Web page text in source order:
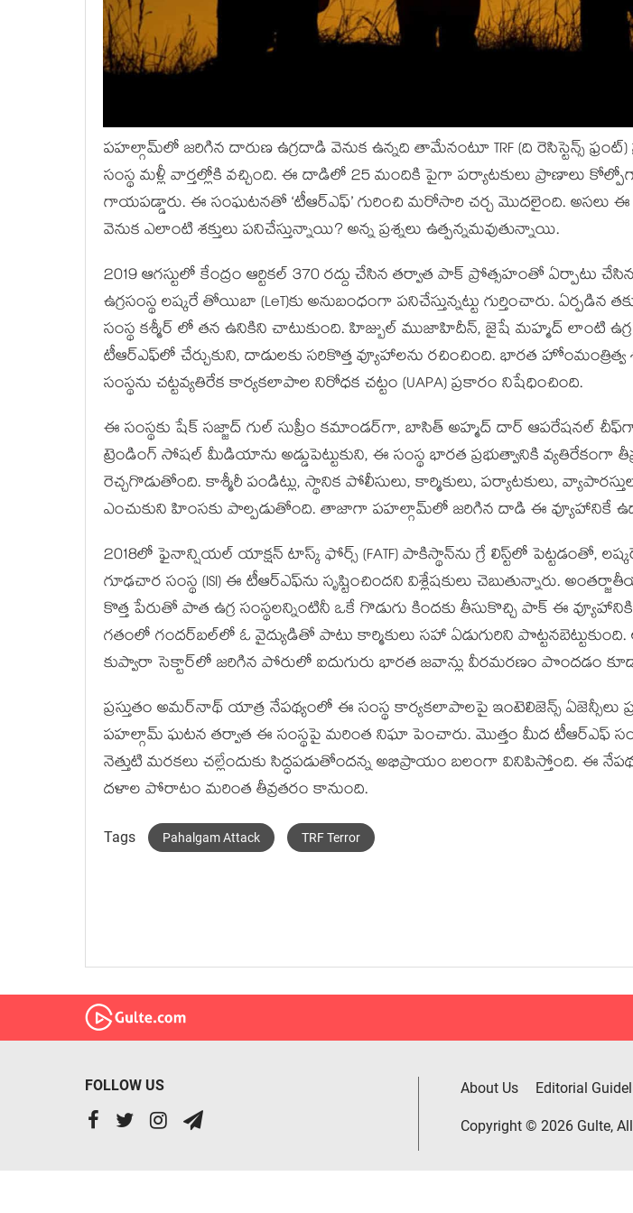
పహల్గామ్‌లో జరిగిన దారుణ ఉగ్రదాడి వెనుక ఉన్నది తామేనంటూ TRF (ది రెసిస్టెన్స్
సంస్థ మళ్లీ వార్తల్లోకి వచ్చింది. ఈ దాడిలో 25 మందికి పైగా పర్యాటకులు ప్రాణాలు
గాయపడ్డారు. ఈ సంఘటనతో ‘టీఆర్ఎఫ్’ గురించి మరోసారి చర్చ మొదలైంది. అసలు ఈ
వెనుక ఎలాంటి శక్తులు పనిచేస్తున్నాయి? అన్న ప్రశ్నలు ఉత్పన్నమవుతున్నాయి.
2019 ఆగస్టులో కేంద్రం ఆర్టికల్ 370 రద్దు చేసిన తర్వాత పాక్ ప్రోత్సహంతో ఏర్పాటు
ఉగ్రసంస్థ లష్కరే తోయిబా (LeT)కు అనుబంధంగా పనిచేస్తున్నట్టు గుర్తించారు.
సంస్థ కశ్మీర్ లో తన ఉనికిని చాటుకుంది. హిజ్బుల్ ముజాహిదీన్, జైషే మహ్మద్ లాంటి ఉగ్ర
టీఆర్ఎఫ్‌లో చేర్చుకుని, దాడులకు సరికొత్త వ్యూహాలను రచించింది. భారత
సంస్థను చట్టవ్యతిరేక కార్యకలాపాల నిరోధక చట్టం (UAPA) ప్రకారం నిషేధించింది.
ఈ సంస్థకు షేక్ సజ్జాద్ గుల్ సుప్రీం కమాండర్‌గా, బాసిత్ అహ్మద్ దార్ ఆపరేషనల్
ట్రెండింగ్ సోషల్ మీడియాను అడ్డుపెట్టుకుని, ఈ సంస్థ భారత ప్రభుత్వానికి వ్యతిరేకంగా
రెచ్చగొడుతోంది. కాశ్మీరీ పండిట్లు, స్థానిక పోలీసులు, కార్మికులు, పర్యాటకులు,
ఎంచుకుని హింసకు పాల్పడుతోంది. తాజాగా పహల్గామ్‌లో జరిగిన దాడి ఈ వ్యూహానికే
2018లో ఫైనాన్షియల్ యాక్షన్ టాస్క్ ఫోర్స్ (FATF) పాకిస్థాన్‌ను గ్రే లిస్ట్‌లో పెట్టడంతో,
గూఢచార సంస్థ (ISI) ఈ టీఆర్ఎఫ్‌ను సృష్టించిందని విశ్లేషకులు చెబుతున్నారు.
కొత్త పేరుతో పాత ఉగ్ర సంస్థలన్నింటినీ ఒకే గొడుగు కిందకు తీసుకొచ్చి పాక్ ఈ
గతంలో గందర్‌బల్‌లో ఓ వైద్యుడితో పాటు కార్మికులు సహా ఏడుగురిని
కుప్వారా సెక్టార్‌లో జరిగిన పోరులో ఐదుగురు భారత జవాన్లు వీరమరణం పొందడం
ప్రస్తుతం అమర్‌నాథ్ యాత్ర నేపథ్యంలో ఈ సంస్థ కార్యకలాపాలపై ఇంటెలిజెన్స్ ఏజెన్సీలు
పహల్గామ్ ఘటన తర్వాత ఈ సంస్థపై మరింత నిఘా పెంచారు. మొత్తం మీద టీఆర్ఎఫ్
నెత్తుటి మరకలు చల్లేందుకు సిద్ధపడుతోందన్న అభిప్రాయం బలంగా వినిపిస్తోంది. ఈ
దళాల పోరాటం మరింత తీవ్రతరం కానుంది.
Tags Pahalgam Attack TRF Terror
FOLLOW US About Us Editorial
Copyright © 2026 Gulte,